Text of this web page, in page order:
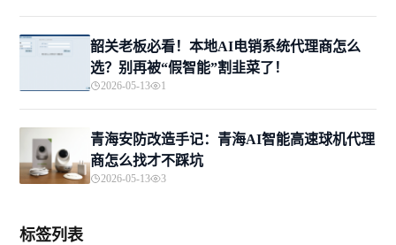
韶关老板必看！本地AI电销系统代理商怎么
选？别再被“假智能”割韭菜了！
2026-05-13 1
青海安防改造手记：青海AI智能高速球机代理
商怎么找才不踩坑
2026-05-13 3
标签列表